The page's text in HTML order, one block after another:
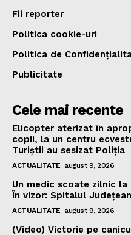
Fii reporter
Politica cookie-uri
Politica de
Publicitate
Cele mai recente
Elicopter aterizat în
copii, la un centru
Turiștii au sesizat Poliția
ACTUALITATE august 9, 2026
Un medic scoate zilnic
În vizor: Spitalul
ACTUALITATE august 9, 2026
(Video) Victorie pe